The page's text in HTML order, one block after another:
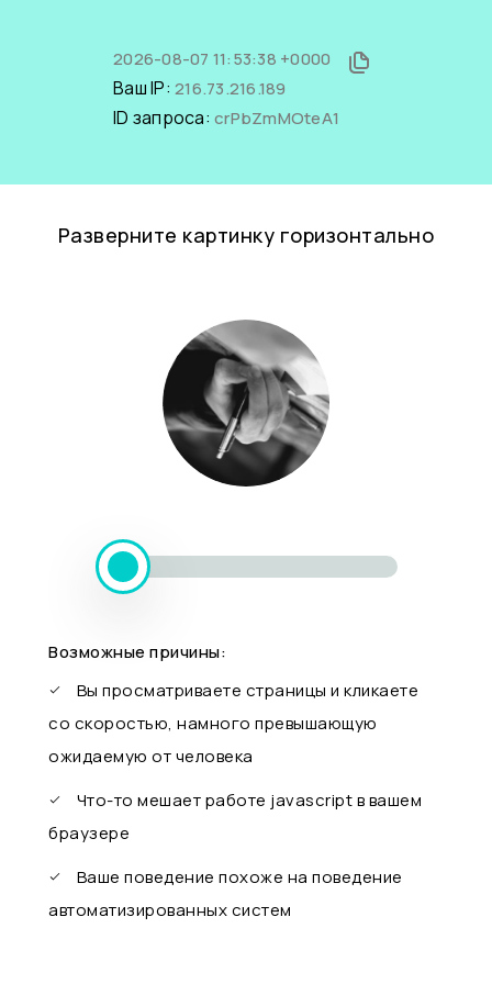
2026-08-07 11:53:38 +0000
Ваш IP: 216.73.216.189
ID запроса: crPbZmMOteA1
Разверните картинку горизонтально
Возможные причины:
Вы просматриваете страницы и кликаете
со скоростью, намного превышающую
ожидаемую от человека
Что-то мешает работе javascript в вашем
браузере
Ваше поведение похоже на поведение
автоматизированных систем